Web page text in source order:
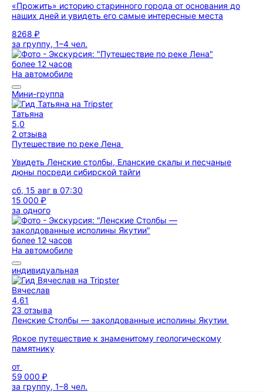
«Прожить» историю старинного города от основания до
наших дней и увидеть его самые интересные места
8268 ₽
за группу, 1–4 чел.
более 12 часов
На автомобиле
Мини-группа
Татьяна
5,0
2 отзыва
Путешествие по реке Лена
Увидеть Ленские столбы, Еланские скалы и песчаные
дюны посреди сибирской тайги
сб, 15 авг в 07:30
15 000 ₽
за одного
более 12 часов
На автомобиле
индивидуальная
Вячеслав
4,61
23 отзыва
Ленские Столбы — заколдованные исполины Якутии
Яркое путешествие к знаменитому геологическому
памятнику
от
59 000 ₽
за группу, 1–8 чел.